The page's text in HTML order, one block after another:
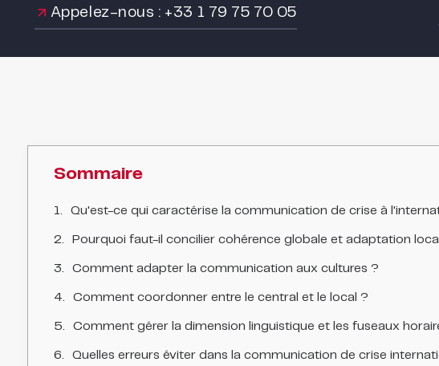
Appelez-nous : +33 1 79 75 70 05
Sommaire
Qu'est-ce qui caractérise la communication de crise à
Pourquoi faut-il concilier cohérence globale et adaptation
Comment adapter la communication aux cultures ?
Comment coordonner entre le central et le local ?
Comment gérer la dimension linguistique et les fuseaux
Quelles erreurs éviter dans la communication de crise